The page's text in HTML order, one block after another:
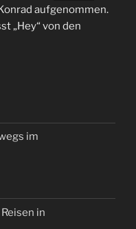
aufgenommen.
„Hey“ von den
im
in